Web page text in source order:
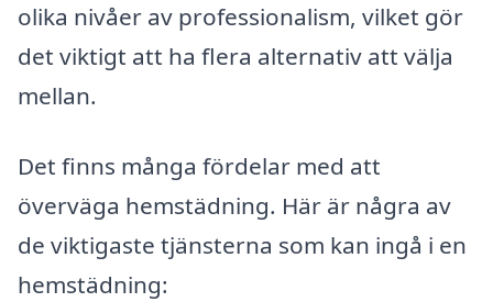
olika nivåer av professionalism, vilket gör
det viktigt att ha flera alternativ att välja
mellan.
Det finns många fördelar med att
överväga hemstädning. Här är några av
de viktigaste tjänsterna som kan ingå i en
hemstädning: